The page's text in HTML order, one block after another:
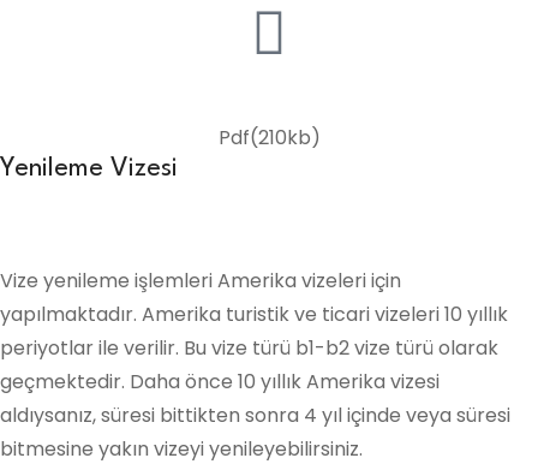
Pdf(210kb)
Yenileme Vizesi
Vize yenileme işlemleri Amerika vizeleri için
yapılmaktadır. Amerika turistik ve ticari vizeleri 10 yıllık
periyotlar ile verilir. Bu vize türü b1-b2 vize türü olarak
geçmektedir. Daha önce 10 yıllık Amerika vizesi
aldıysanız, süresi bittikten sonra 4 yıl içinde veya süresi
bitmesine yakın vizeyi yenileyebilirsiniz.